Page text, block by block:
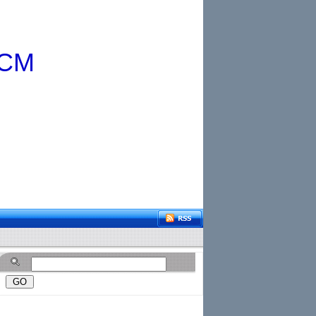
lượng - Chính hãng - Giá hợp lý, rất hân hạnh được phục vụ Quý khách!